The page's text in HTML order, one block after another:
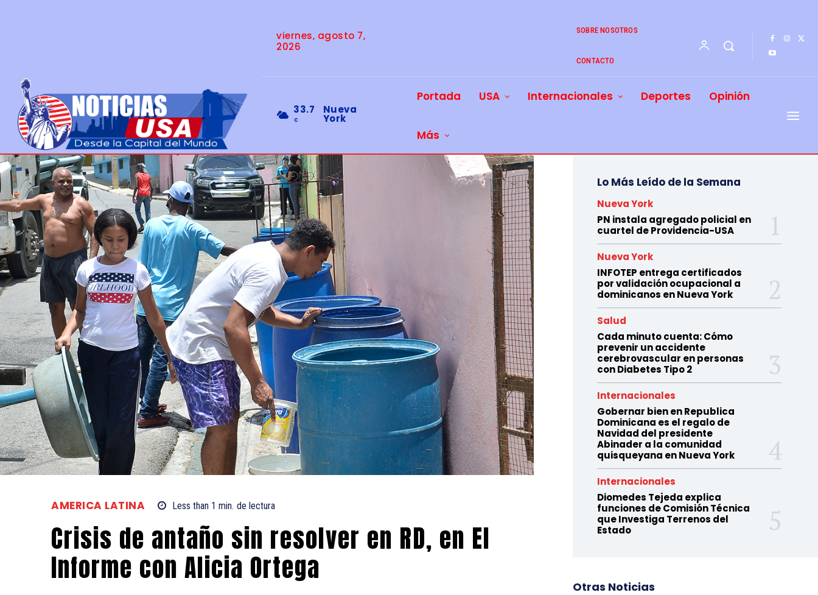
viernes, agosto 7,
2026
SOBRE NOSOTROS
CONTACTO
33.7
C
Nueva
York
Portada USA Internacionales Deportes Opinión
Más
AMERICA LATINA Less than 1 min. de lectura
Crisis de antaño sin resolver en RD, en El
Informe con Alicia Ortega
Lo Más Leído de la Semana
Nueva York
PN instala agregado policial en
cuartel de Providencia-USA
Nueva York
INFOTEP entrega certificados
por validación ocupacional a
dominicanos en Nueva York
Salud
Cada minuto cuenta: Cómo
prevenir un accidente
cerebrovascular en personas
con Diabetes Tipo 2
Internacionales
Gobernar bien en Republica
Dominicana es el regalo de
Navidad del presidente
Abinader a la comunidad
quisqueyana en Nueva York
Internacionales
Diomedes Tejeda explica
funciones de Comisión Técnica
que Investiga Terrenos del
Estado
Otras Noticias